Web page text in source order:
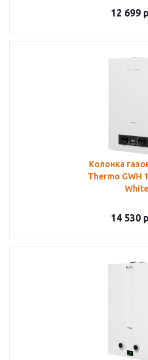
12 699
Колонка
Thermo GWH
White
14 530